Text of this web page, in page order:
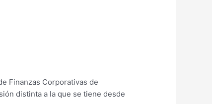
Finanzas Corporativas de
distinta a la que se tiene desde